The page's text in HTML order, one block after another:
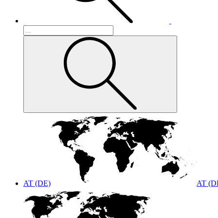
AT (DE) AT